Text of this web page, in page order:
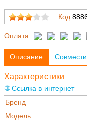
Код
Оплата
Описание
Характеристики
🌐 Ссылка в интернет
Бренд
Модель